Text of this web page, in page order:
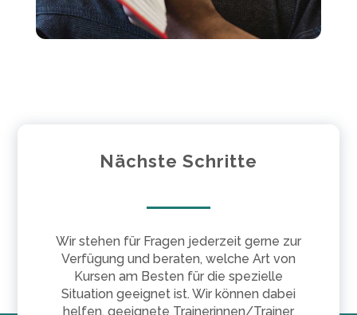
Nächste Schritte
Wir stehen für Fragen jederzeit gerne zur
Verfügung und beraten, welche Art von
Kursen am Besten für die spezielle
Situation geeignet ist. Wir können dabei
helfen, geeignete Trainerinnen/Trainer